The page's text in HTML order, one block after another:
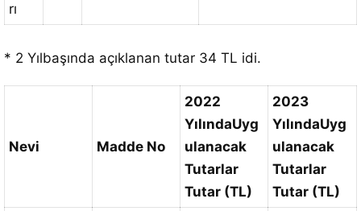
rı
* 2 Yılbaşında açıklanan tutar 34 TL idi.
Nevi Madde No
2022
YılındaUyg
ulanacak
Tutarlar
Tutar (TL)
2023
YılındaUyg
ulanacak
Tutarlar
Tutar (TL)